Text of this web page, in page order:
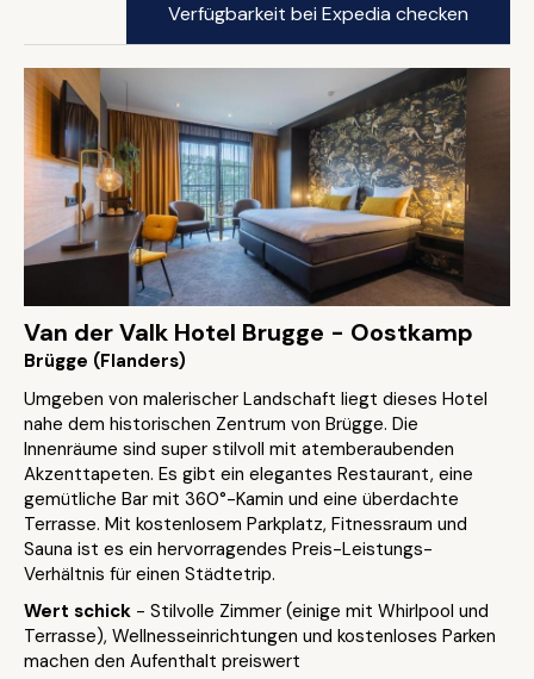
Verfügbarkeit bei Expedia checken
Van der Valk Hotel Brugge - Oostkamp
Brügge (Flanders)
Umgeben von malerischer Landschaft liegt dieses Hotel
nahe dem historischen Zentrum von Brügge. Die
Innenräume sind super stilvoll mit atemberaubenden
Akzenttapeten. Es gibt ein elegantes Restaurant, eine
gemütliche Bar mit 360°-Kamin und eine überdachte
Terrasse. Mit kostenlosem Parkplatz, Fitnessraum und
Sauna ist es ein hervorragendes Preis-Leistungs-
Verhältnis für einen Städtetrip.
Wert schick - Stilvolle Zimmer (einige mit Whirlpool und
Terrasse), Wellnesseinrichtungen und kostenloses Parken
machen den Aufenthalt preiswert